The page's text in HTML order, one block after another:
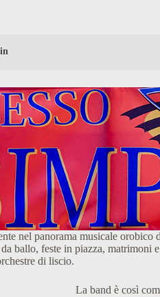
nel panorama musicale
ballo, feste in piazza,
di liscio.
La band è così